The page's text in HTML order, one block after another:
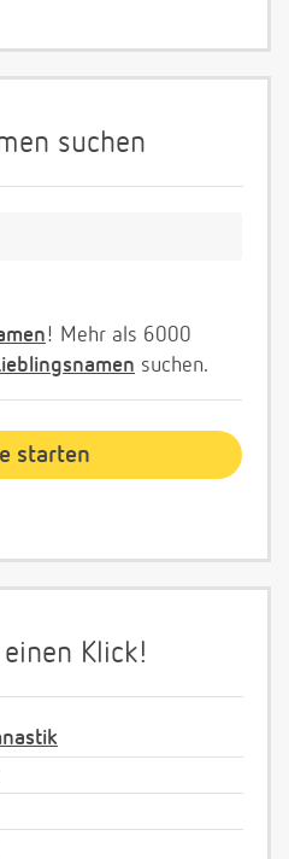
suchen
! Mehr als 6000
suchen.
Klick!